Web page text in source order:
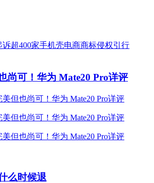
尚可！华为 Mate20 Pro详评
么时候退